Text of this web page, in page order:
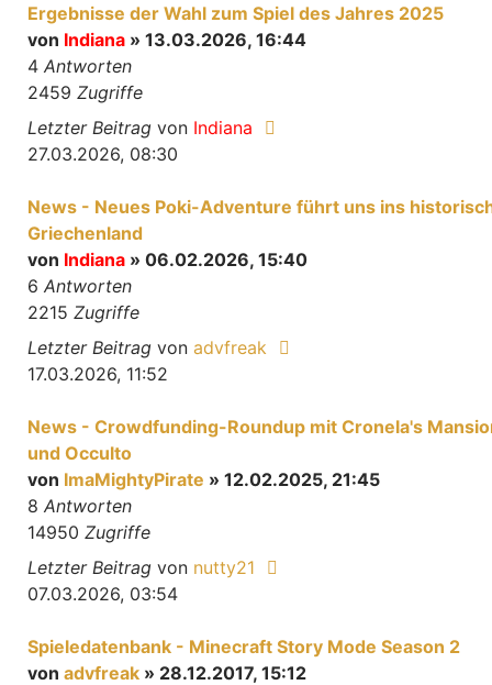
Ergebnisse der Wahl zum Spiel des Jahres 2025
von Indiana » 13.03.2026, 16:44
4 Antworten
2459 Zugriffe
Letzter Beitrag von Indiana
27.03.2026, 08:30
News - Neues Poki-Adventure führt uns ins
Griechenland
von Indiana » 06.02.2026, 15:40
6 Antworten
2215 Zugriffe
Letzter Beitrag von advfreak
17.03.2026, 11:52
News - Crowdfunding-Roundup mit Cronela's
und Occulto
von ImaMightyPirate » 12.02.2025, 21:45
8 Antworten
14950 Zugriffe
Letzter Beitrag von nutty21
07.03.2026, 03:54
Spieledatenbank - Minecraft Story Mode Season 2
von advfreak » 28.12.2017, 15:12